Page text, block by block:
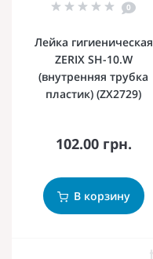
0
Лейка гигиеническая
ZERIX SH-10.W
(внутренняя трубка
пластик) (ZX2729)
102.00 грн.
В корзину